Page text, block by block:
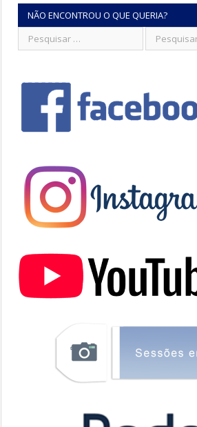
NÃO ENCONTROU O QUE QUERIA?